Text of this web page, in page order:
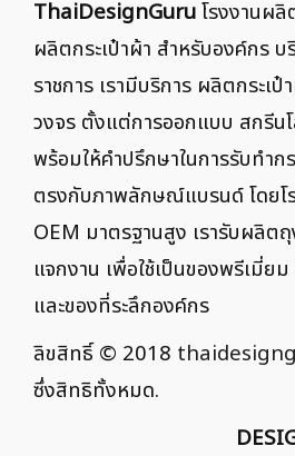
ThaiDesignGuruโรงงานผลิ
ผลิตกระเป๋าผ้า สำหรับองค์กร
ราชการ เรามีบริการ ผลิตกระเ
วงจร ตั้งแต่การออกแบบ สกรีน
พร้อมให้คำปรึกษาในการรับทำก
ตรงกับภาพลักษณ์แบรนด์ โดยโร
OEM มาตรฐานสูง เรารับผลิตถุ
แจกงาน เพื่อใช้เป็นของพรีเมี่
และของที่ระลึกองค์กร
ลิขสิทธิ์ © 2018
ซึ่งสิทธิทั้งหมด.